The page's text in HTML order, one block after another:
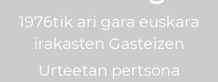
1976tik ari gara euskara
irakasten Gasteizen
Urteetan pertsona